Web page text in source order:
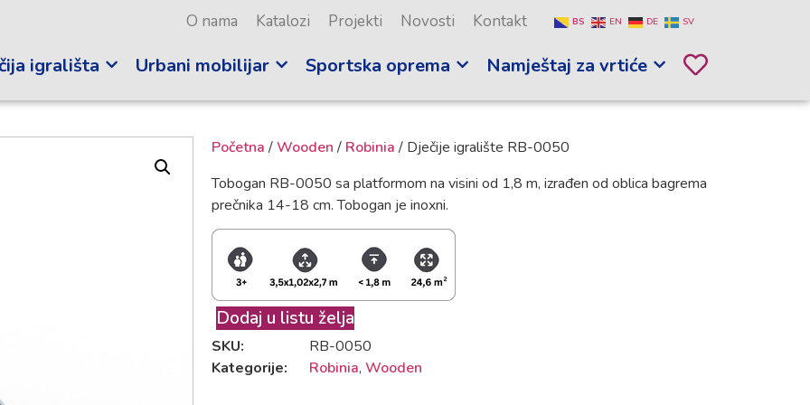
O nama Katalozi Projekti Novosti Kontakt BS EN DE SV
igrališta Urbani mobilijar Sportska oprema Namještaj za vrtiće
Početna /Wooden / Robinia / Dječije igralište RB-0050
Tobogan RB-0050 sa platformom na visini od 1,8 m, izrađen od oblica bagrema
prečnika 14-18 cm. Tobogan je inoxni.
Dodaj u listu želja
SKU:
RB-0050
Kategorije:
Robinia, Wooden